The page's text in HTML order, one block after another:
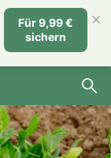
Für 9,99 €
sichern
×